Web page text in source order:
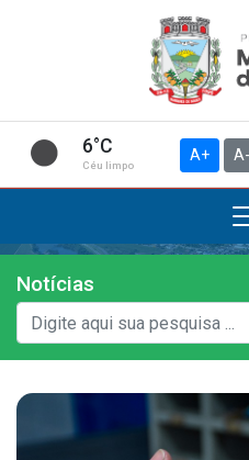
6°C
Céu limpo
A+ A-
Institucional
A Prefeitura
Gabinete do Vice-prefeito
História do Município
Notícias